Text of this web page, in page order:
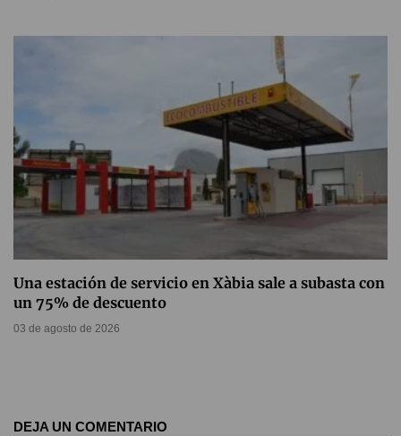
Una estación de servicio en Xàbia sale a subasta con
un 75% de descuento
03 de agosto de 2026
DEJA UN COMENTARIO